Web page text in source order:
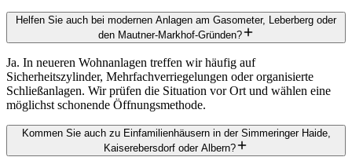
Helfen Sie auch bei modernen Anlagen am Gasometer, Leberberg oder
den Mautner-Markhof-Gründen?
Ja. In neueren Wohnanlagen treffen wir häufig auf
Sicherheitszylinder, Mehrfachverriegelungen oder organisierte
Schließanlagen. Wir prüfen die Situation vor Ort und wählen eine
möglichst schonende Öffnungsmethode.
Kommen Sie auch zu Einfamilienhäusern in der Simmeringer Haide,
Kaiserebersdorf oder Albern?